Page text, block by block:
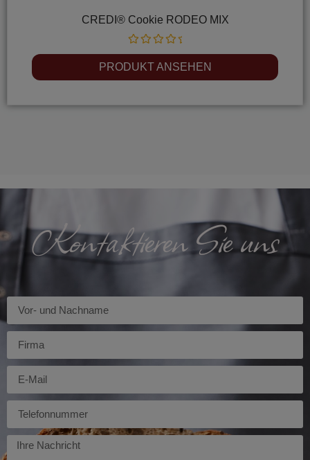
CREDI® Cookie RODEO MIX
Rated
0
out
of
PRODUKT ANSEHEN
Kontaktieren Sie uns
Imię
Firma
Telefon
Twoja